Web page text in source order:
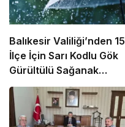
Balıkesir Valiliği’nden 15
İlçe İçin Sarı Kodlu Gök
Gürültülü Sağanak
Uyarısı!